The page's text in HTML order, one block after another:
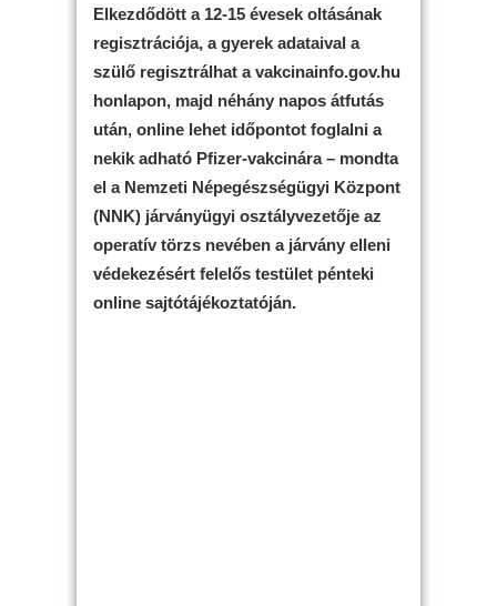
Elkezdődött a 12-15 évesek oltásának
regisztrációja, a gyerek adataival a
szülő regisztrálhat a vakcinainfo.gov.hu
honlapon, majd néhány napos átfutás
után, online lehet időpontot foglalni a
nekik adható Pfizer-vakcinára – mondta
el a Nemzeti Népegészségügyi Központ
(NNK) járványügyi osztályvezetője az
operatív törzs nevében a járvány elleni
védekezésért felelős testület pénteki
online sajtótájékoztatóján.